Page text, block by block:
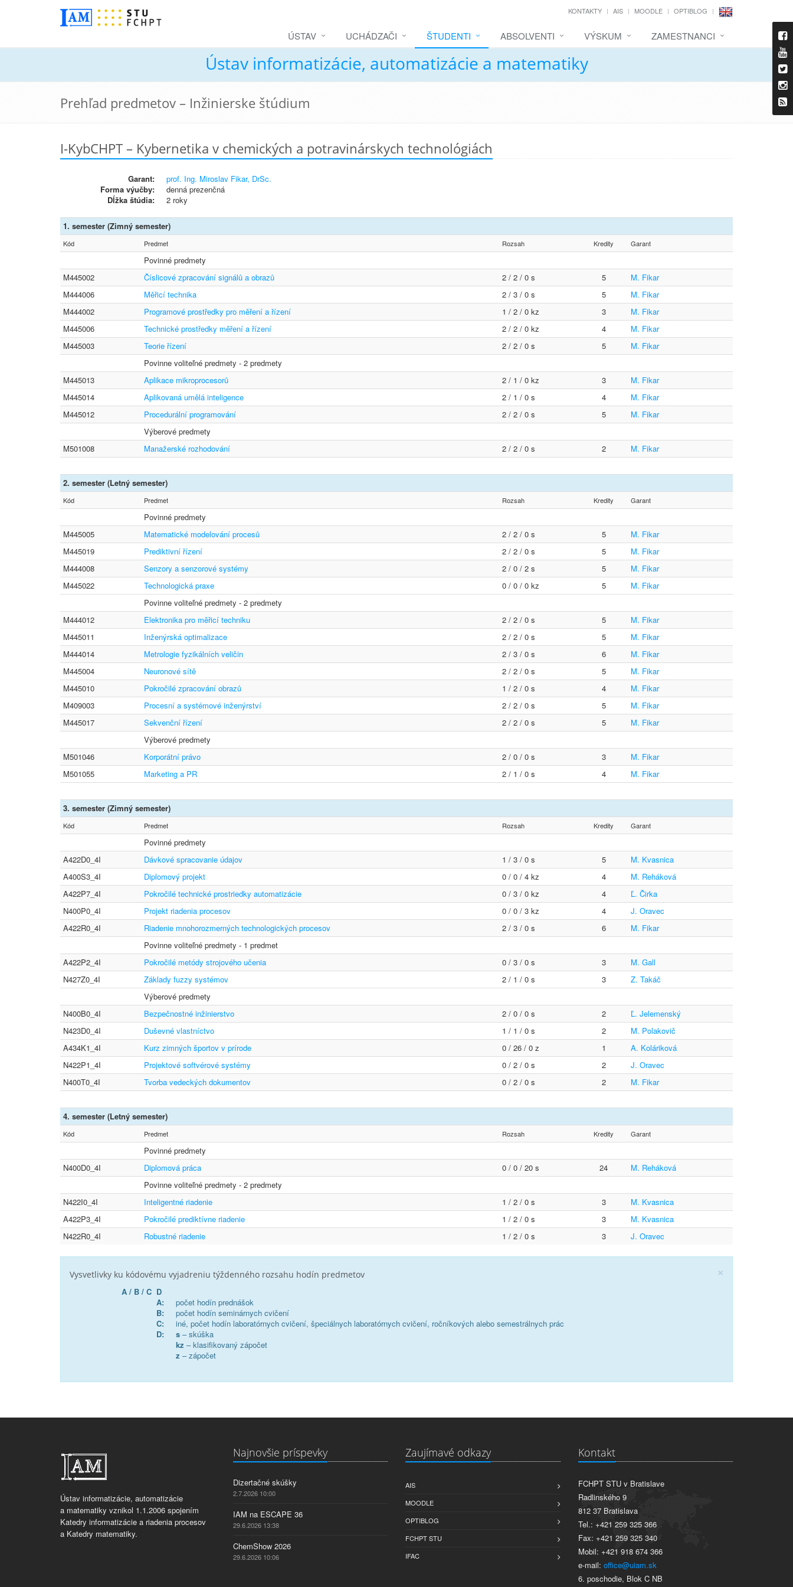
KONTAKTY AIS MOODLE OPTIBLOG
ÚSTAV UCHÁDZAČI ŠTUDENTI ABSOLVENTI VÝSKUM ZAMESTNANCI
Ústav informatizácie, automatizácie a matematiky
Prehľad predmetov – Inžinierske štúdium
I-KybCHPT – Kybernetika v chemických a potravinárskych technológiách
Garant:
prof. Ing. Miroslav Fikar, DrSc.
Forma výučby:
denná prezenčná
Dĺžka štúdia:
2 roky
1. semester (Zimný semester)
Kód Predmet Rozsah Kredity Garant
Povinné predmety
M445002
Číslicové zpracování signálů a obrazů 2 / 2 / 0 s 5
M. Fikar
M444006
Měřicí technika 2 / 3 / 0 s 5
M. Fikar
M444002
Programové prostředky pro měření a řízení 1 / 2 / 0 kz 3
M. Fikar
M445006
Technické prostředky měření a řízení 2 / 2 / 0 kz 4
M. Fikar
M445003
Teorie řízení 2 / 2 / 0 s 5
M. Fikar
Povinne voliteľné predmety - 2 predmety
M445013
Aplikace mikroprocesorů 2 / 1 / 0 kz 3
M. Fikar
M445014
Aplikovaná umělá inteligence 2 / 1 / 0 s 4
M. Fikar
M445012
Procedurální programování 2 / 2 / 0 s 5
M. Fikar
Výberové predmety
M501008
Manažerské rozhodování 2 / 2 / 0 s 2 M. Fikar
2. semester (Letný semester)
Kód Predmet Rozsah Kredity Garant
Povinné predmety
M445005
Matematické modelování procesů 2 / 2 / 0 s 5
M. Fikar
M445019
Prediktivní řízení 2 / 2 / 0 s 5
M. Fikar
M444008
Senzory a senzorové systémy 2 / 0 / 2 s 5
M. Fikar
M445022
Technologická praxe 0 / 0 / 0 kz 5
M. Fikar
Povinne voliteľné predmety - 2 predmety
M444012
Elektronika pro měřicí techniku 2 / 2 / 0 s 5
M. Fikar
M445011
Inženýrská optimalizace 2 / 2 / 0 s 5
M. Fikar
M444014
Metrologie fyzikálních veličin 2 / 3 / 0 s 6
M. Fikar
M445004
Neuronové sítě 2 / 2 / 0 s 5
M. Fikar
M445010
Pokročilé zpracování obrazů 1 / 2 / 0 s 4
M. Fikar
M409003
Procesní a systémové inženýrství 2 / 2 / 0 s 5
M. Fikar
M445017
Sekvenční řízení 2 / 2 / 0 s 5
M. Fikar
Výberové predmety
M501046
Korporátní právo 2 / 0 / 0 s 3
M. Fikar
M501055
Marketing a PR 2 / 1 / 0 s 4 M. Fikar
3. semester (Zimný semester)
Kód Predmet Rozsah Kredity Garant
Povinné predmety
A422D0_4I
Dávkové spracovanie údajov 1 / 3 / 0 s 5
M. Kvasnica
A400S3_4I
Diplomový projekt 0 / 0 / 4 kz 4
M. Reháková
A422P7_4I
Pokročilé technické prostriedky automatizácie 0 / 3 / 0 kz 4
Ľ. Čirka
N400P0_4I
Projekt riadenia procesov 0 / 0 / 3 kz 4
J. Oravec
A422R0_4I
Riadenie mnohorozmerných technologických procesov 2 / 3 / 0 s 6
M. Fikar
Povinne voliteľné predmety - 1 predmet
A422P2_4I
Pokročilé metódy strojového učenia 0 / 3 / 0 s 3
M. Gall
N427Z0_4I
Základy fuzzy systémov 2 / 1 / 0 s 3
Z. Takáč
Výberové predmety
N400B0_4I
Bezpečnostné inžinierstvo 2 / 0 / 0 s 2
Ľ. Jelemenský
N423D0_4I
Duševné vlastníctvo 1 / 1 / 0 s 2
M. Polakovič
A434K1_4I
Kurz zimných športov v prírode 0 / 26 / 0 z 1
A. Koláriková
N422P1_4I
Projektové softvérové systémy 0 / 2 / 0 s 2
J. Oravec
N400T0_4I
Tvorba vedeckých dokumentov 0 / 2 / 0 s 2 M. Fikar
4. semester (Letný semester)
Kód Predmet Rozsah Kredity Garant
Povinné predmety
N400D0_4I
Diplomová práca 0 / 0 / 20 s 24
M. Reháková
Povinne voliteľné predmety - 2 predmety
N422I0_4I
Inteligentné riadenie 1 / 2 / 0 s 3
M. Kvasnica
A422P3_4I
Pokročilé prediktívne riadenie 1 / 2 / 0 s 3
M. Kvasnica
N422R0_4I
Robustné riadenie 1 / 2 / 0 s 3 J. Oravec
×
Vysvetlivky ku kódovému vyjadreniu týždenného rozsahu hodín predmetov
A / B / C D
A:
počet hodín prednášok
B:
počet hodín seminárnych cvičení
C:
iné, počet hodín laboratórnych cvičení, špeciálnych laboratórnych cvičení, ročníkových alebo semestrálnych prác
D:
s – skúška
kz – klasifikovaný zápočet
z – zápočet
Ústav informatizácie, automatizácie
a matematiky vznikol 1.1.2006 spojením
Katedry informatizácie a riadenia procesov
a Katedry matematiky.
Najnovšie príspevky
Dizertačné skúšky
2.7.2026 10:00
IAM na ESCAPE 36
29.6.2026 13:38
ChemShow 2026
29.6.2026 10:06
Zaujímavé odkazy
AIS
MOODLE
OPTIBLOG
FCHPT STU
IFAC
Kontakt
FCHPT STU v Bratislave
Radlinského 9
812 37 Bratislava
Tel.: +421 259 325 366
Fax: +421 259 325 340
Mobil: +421 918 674 366
e-mail: office@uiam.sk
6. poschodie, Blok C NB